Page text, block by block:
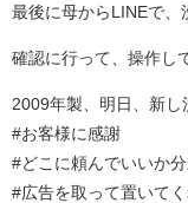
最後に母からLINEで、
確認に行って、操作し
2009年製、明日、新し
#お客様に感謝
#どこに頼んでいいか
#広告を取って置いて